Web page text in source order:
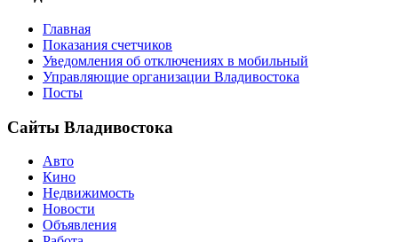
Главная
Показания счетчиков
Уведомления об отключениях в мобильный
Управляющие организации Владивостока
Посты
Сайты Владивостока
Авто
Кино
Недвижимость
Новости
Объявления